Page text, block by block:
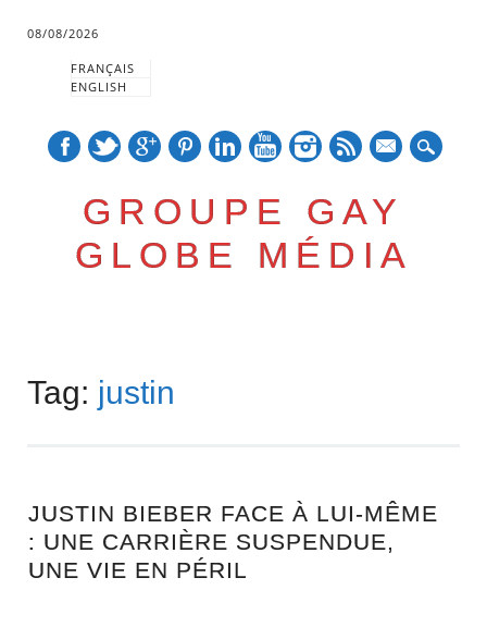
08/08/2026
FRANÇAIS
ENGLISH
GROUPE GAY
GLOBE MÉDIA
Main menu
content
Tag: justin
JUSTIN BIEBER FACE À LUI-MÊME
: UNE CARRIÈRE SUSPENDUE,
UNE VIE EN PÉRIL